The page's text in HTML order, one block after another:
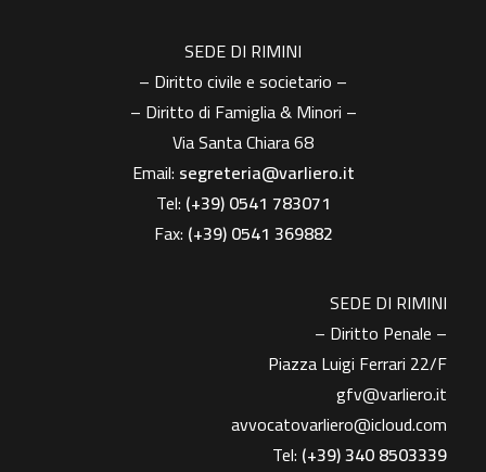
SEDE DI RIMINI
– Diritto civile e societario –
– Diritto di Famiglia & Minori –
Via Santa Chiara 68
Email: segreteria@varliero.it
Tel: (+39) 0541 783071
Fax: (+39)0541 369882
SEDE DI RIMINI
– Diritto Penale –
Piazza Luigi Ferrari 22/F
gfv@varliero.it
avvocatovarliero@icloud.com
Tel: (+39) 340 8503339